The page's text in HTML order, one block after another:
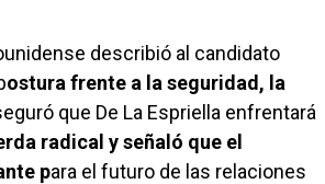
describió al candidato
ostura frente a la seguridad, la
que De La Espriella enfrentará
radical y señaló que el
para el futuro de las relaciones